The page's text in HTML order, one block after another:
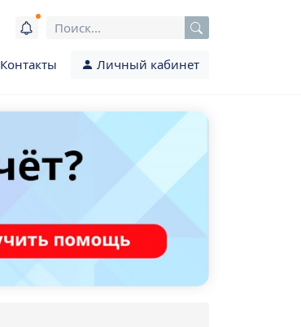
Контакты Личный кабинет